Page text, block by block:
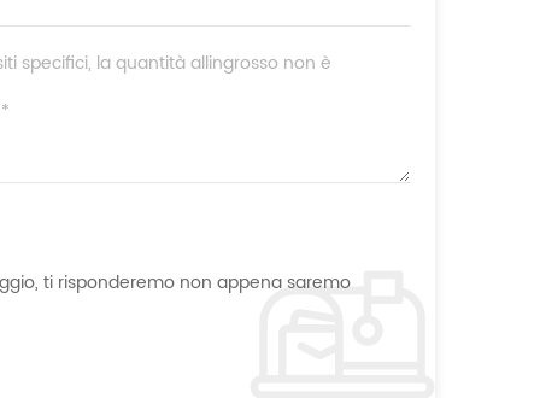
ti risponderemo non appena saremo